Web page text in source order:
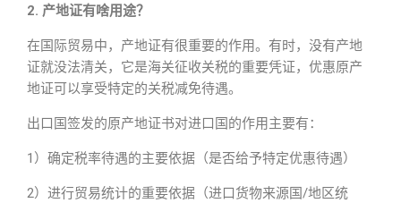
2. 产地证有啥用途？
在国际贸易中，产地证有很重要的作用。有时，没有产地
证就没法清关，它是海关征收关税的重要凭证，优惠原产
地证可以享受特定的关税减免待遇。
出口国签发的原产地证书对进口国的作用主要有：
1）确定税率待遇的主要依据（是否给予特定优惠待遇）
2）进行贸易统计的重要依据（进口货物来源国/地区统